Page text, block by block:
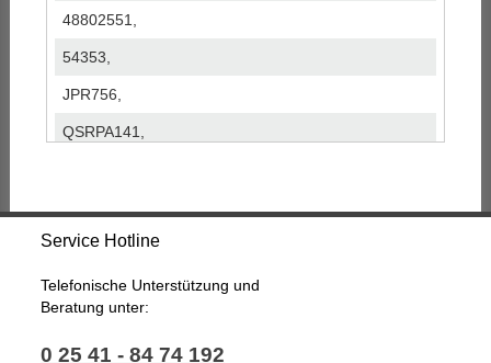
48802551,
54353,
JPR756,
QSRPA141,
Service Hotline
Telefonische Unterstützung und
Beratung unter:
0 25 41 - 84 74 192